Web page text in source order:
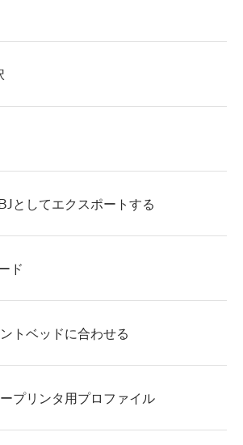
としてエクスポートする
ド
トベッドに合わせる
プリンタ用プロファイル